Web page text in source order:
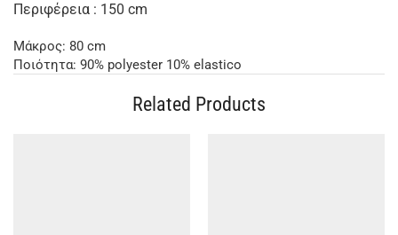
Περιφέρεια : 150 cm
Μάκρος: 80 cm
Ποιότητα: 90% polyester 10% elastico
Related Products